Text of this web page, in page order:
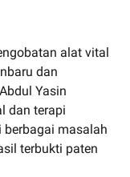
alat vital
dan
Yasin
dan terapi
berbagai masalah
terbukti paten